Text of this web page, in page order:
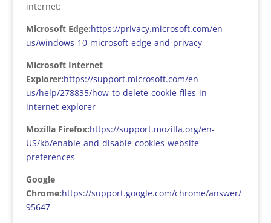
internet:
Microsoft Edge:https://privacy.microsoft.com/en-
us/windows-10-microsoft-edge-and-privacy
Microsoft Internet
Explorer:https://support.microsoft.com/en-
us/help/278835/how-to-delete-cookie-files-in-
internet-explorer
Mozilla Firefox:https://support.mozilla.org/en-
US/kb/enable-and-disable-cookies-website-
preferences
Google
Chrome:https://support.google.com/chrome/answer/
95647